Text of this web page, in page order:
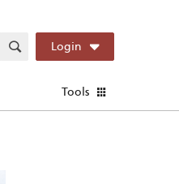
Login
Tools